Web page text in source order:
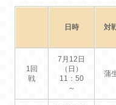
日時 対
1回
戦
7月12日
（日）
11：50
～
蒲